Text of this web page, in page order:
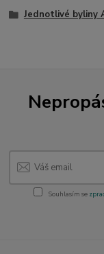
Jednotlivé byliny
Souhlasím se